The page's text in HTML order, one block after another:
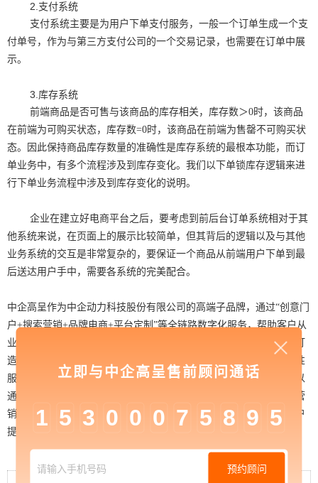
2.支付系统
支付系统主要是为用户下单支付服务，一般一个订单生成一个支
付单号，作为与第三方支付公司的一个交易记录，也需要在订单中展
示。
3.库存系统
前端商品是否可售与该商品的库存相关，库存数＞0时，该商品
在前端为可购买状态，库存数=0时，该商品在前端为售罄不可购买状
态。因此保持商品库存数量的准确性是库存系统的最根本功能，而订
单业务中，有多个流程涉及到库存变化。我们以下单锁库存逻辑来进
行下单业务流程中涉及到库存变化的说明。
企业在建立好电商平台之后，要考虑到前后台订单系统相对于其
他系统来说，在页面上的展示比较简单，但其背后的逻辑以及与其他
业务系统的交互是非常复杂的，要保证一个商品从前端用户下单到最
后送达用户手中，需要各系统的完美配合。
中企高呈作为中企动力科技股份有限公司的高端子品牌，通过“创意门
户+搜索营销+品牌电商+平台定制”等全链路数字化服务，帮助客户从
业务场景入手，提供全面的策略咨询、品牌形象建设、私域流量池打
造、营销运营、数据管理、电商交易平台、定制化平台搭建等综合性
服务，来满足不同行业不同企业的不同营销需求。同时，高呈坚持以
通过极致领先的创意水平，帮助客户打造国际化品牌形象；以效果营
销为目标，为客户提供搜索营销运营服务，搭配专业优化团队为客户
提供优质服务，实现可衡量的营销效
立即与中企高呈售前顾问通话
1 5 3 0 0 0 7 5 8 9 5
预约顾问